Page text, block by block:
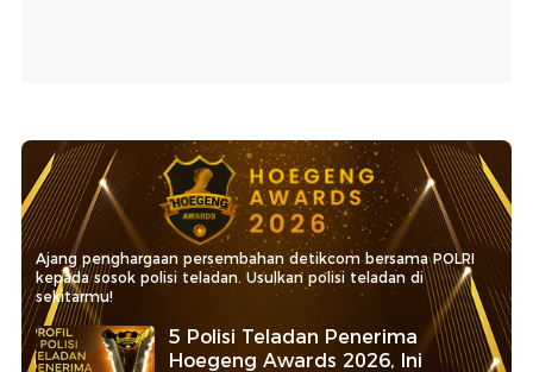
Ajang penghargaan persembahan detikcom bersama POLRI
kepada sosok polisi teladan. Usulkan polisi teladan di
sekitarmu!
5 Polisi Teladan Penerima
Hoegeng Awards 2026, Ini